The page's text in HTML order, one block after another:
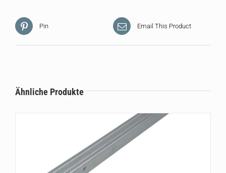
Pin Email This Product
Ähnliche Produkte